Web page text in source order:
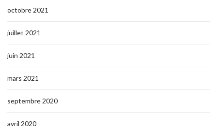
octobre 2021
juillet 2021
juin 2021
mars 2021
septembre 2020
avril 2020